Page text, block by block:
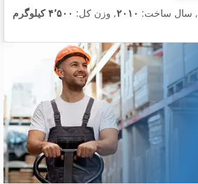
, سال ساخت: ۲۰۱۰, وزن کل: ۴٬۵۰۰ کیلوگرم